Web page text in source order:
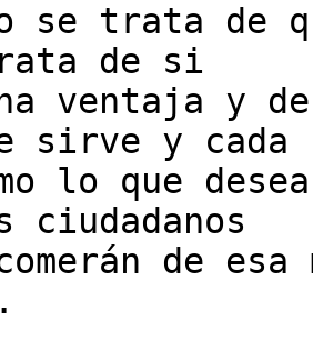
se trata de
de si
ventaja y
sirve y cada
lo que
comerán de